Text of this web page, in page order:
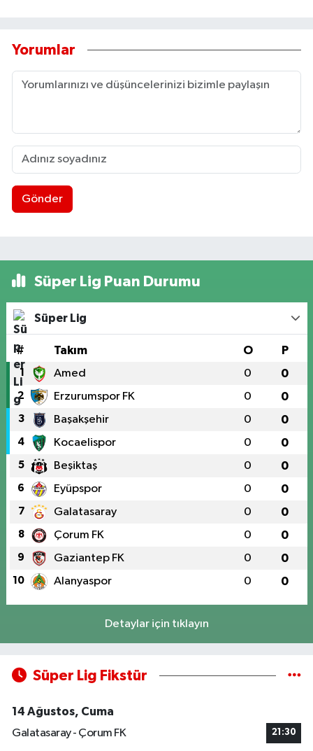
Yorumlar
Gönder
Süper Lig Puan Durumu
Süper Lig
# Takım O P
1 Amed 0 0
2 Erzurumspor FK 0 0
3 Başakşehir 0 0
4 Kocaelispor 0 0
5 Beşiktaş 0 0
6 Eyüpspor 0 0
7 Galatasaray 0 0
8 Çorum FK 0 0
9 Gaziantep FK 0 0
10 Alanyaspor 0 0
Detaylar için tıklayın
Süper Lig Fikstür
14 Ağustos, Cuma
Galatasaray - Çorum FK
21:30